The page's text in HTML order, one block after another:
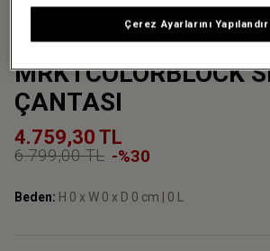
MARKET X EASTPAK
MRKTCOLORBLOCK
ÇANTASI
4.759,30 TL
6.799,00 TL -%30
Beden: H 0 x W 0 x D 0 cm | 0 L
Çerez Ayarlarını Yapılandır